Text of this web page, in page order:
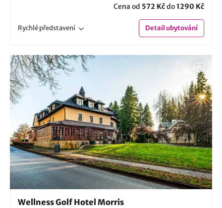
Cena od 572 Kčdo1290 Kč
Rychlépředstavení Detailubytování
Wellness Golf Hotel Morris